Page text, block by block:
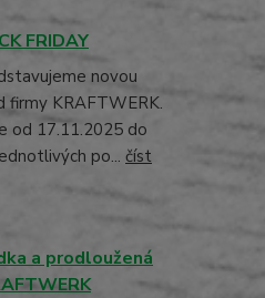
FRIDAY
novou
firmy KRAFTWERK.
od 17.11.2025 do
po... číst
a prodloužená